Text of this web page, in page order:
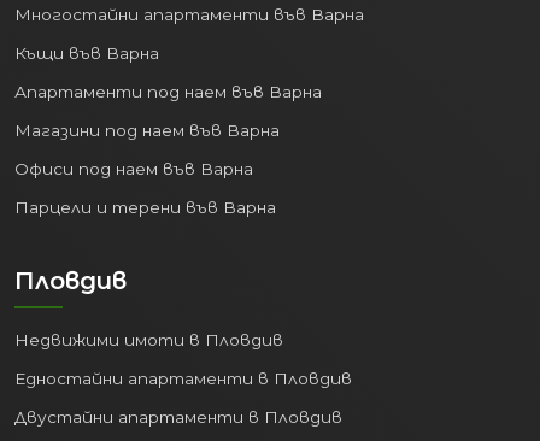
Многостайни апартаменти във Варна
Къщи във Варна
Апартаменти под наем във Варна
Магазини под наем във Варна
Офиси под наем във Варна
Парцели и терени във Варна
Пловдив
Недвижими имоти в Пловдив
Едностайни апартаменти в Пловдив
Двустайни апартаменти в Пловдив